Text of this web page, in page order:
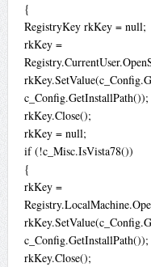
{
RegistryKey rkKey = null;
rkKey =
c_Config.GetInstallPath());
rkKey.Close();
rkKey = null;
if (!c_Misc.IsVista78())
{
rkKey =
c_Config.GetInstallPath());
rkKey.Close();